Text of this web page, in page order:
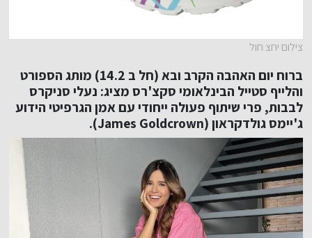
צילום יחצ חול
ברוח יום האהבה הקרב ובא (חל ב 14.2) מותג הספורט
והלייף סטייל הבינלאומיסקצ'רסמציג: נעלי סניקרס
לבבות, פרי שיתוף פעולה ייחודי עם אמן הגרפיטי הידוע
ג'יימס גולדקראון(James Goldcrown).